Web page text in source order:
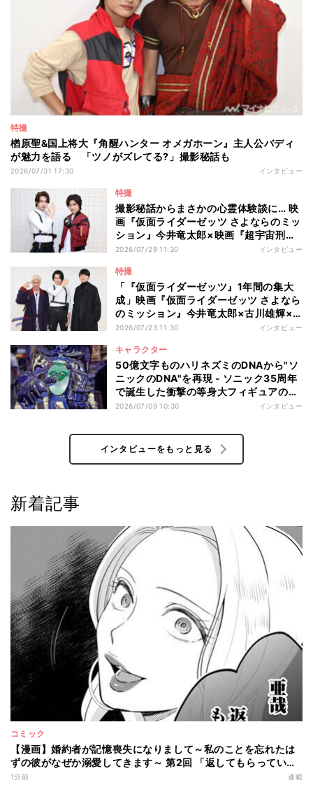
特撮
楢原聖&国上将大『角醒ハンター オメガホーン』主人公バディ
が魅力を語る 「ツノがズレてる?」撮影秘話も
2026/07/31 17:30 インタビュー
特撮
撮影秘話からまさかの心霊体験談に… 映
画『仮面ライダーゼッツ さよならのミッ
ション』今井竜太郎×映画『超宇宙刑事
ギャバン インフィニティ 太陽が泣いた
2026/07/29 11:30 インタビュー
特撮
「『仮面ライダーゼッツ』1年間の集大
成」映画『仮面ライダーゼッツ さよなら
のミッション』今井竜太郎×古川雄輝×
天野浩成インタビュー
2026/07/23 11:30 インタビュー
キャラクター
50億文字ものハリネズミのDNAから"ソ
ニックのDNA"を再現 - ソニック35周年
で誕生した衝撃の等身大フィギュアの正
体とは?
2026/07/09 10:30 インタビュー
インタビューをもっと見る
新着記事
コミック
【漫画】婚約者が記憶喪失になりまして～私のことを忘れたは
ずの彼がなぜか溺愛してきます～ 第2回 「返してもらってい
い?」記憶喪失の婚約者に現れた元カノは…
1分前 連載